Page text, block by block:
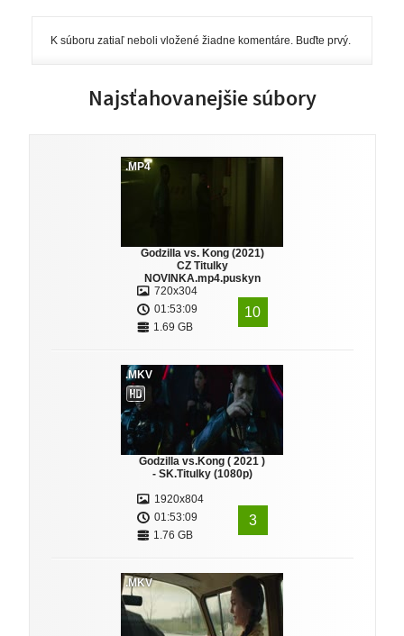
K súboru zatiaľ neboli vložené žiadne komentáre. Buďte prvý.
Najsťahovanejšie súbory
.MP4
Godzilla vs. Kong (2021)
CZ Titulky
NOVINKA.mp4.puskyn
720x304
01:53:09
1.69 GB
10
.MKV
Godzilla vs.Kong ( 2021 )
- SK.Titulky (1080p)
1920x804
01:53:09
1.76 GB
3
.MKV